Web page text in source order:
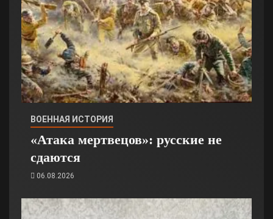
ВОЕННАЯ ИСТОРИЯ
«Атака мертвецов»: русские не
сдаются
06.08.2026